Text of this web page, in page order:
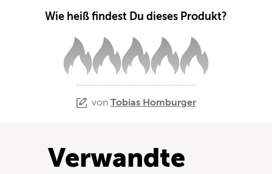
Wie heiß findest Du dieses Produkt?
von Tobias Homburger
Verwandte